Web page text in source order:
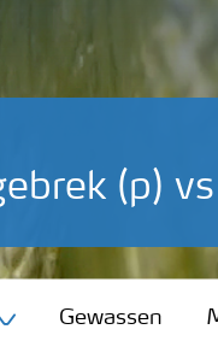
(p)
Gewassen